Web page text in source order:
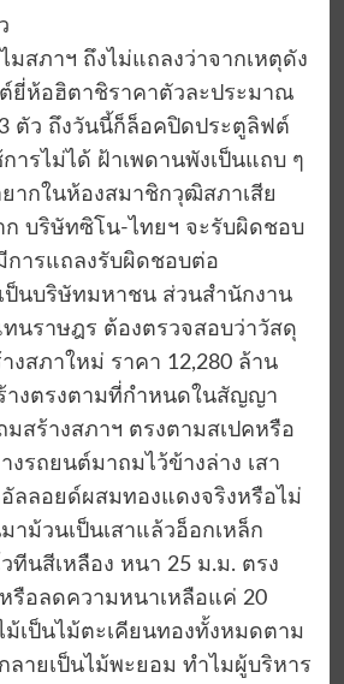
มสภาฯ ถึงไม่แถลงว่าจากเหตุดัง
ยี่ห้อฮิตาชิราคาตัวละประมาณ
ตัว ถึงวันนี้ก็ล็อคปิดประตูลิฟต์
การไม่ได้ ฝ้าเพดานพังเป็นแถบ ๆ
ากในห้องสมาชิกวุฒิสภาเสีย
ก บริษัทซิโน-ไทยฯ จะรับผิดชอบ
การแถลงรับผิดชอบต่อ
ป็นบริษัทมหาชน ส่วนสำนักงาน
นราษฎร ต้องตรวจสอบว่าวัสดุ
งสภาใหม่ ราคา 12,280 ล้าน
งตรงตามที่กำหนดในสัญญา
สร้างสภาฯ ตรงตามสเปคหรือ
งรถยนต์มาถมไว้ข้างล่าง เสา
อัลลอยด์ผสมทองแดงจริงหรือไม่
าม้วนเป็นเสาแล้วอ็อกเหล็ก
ทีนสีเหลือง หนา 25 ม.ม. ตรง
รือลดความหนาเหลือแค่ 20
ม้เป็นไม้ตะเคียนทองทั้งหมดตาม
ลายเป็นไม้พะยอม ทำไมผู้บริหาร